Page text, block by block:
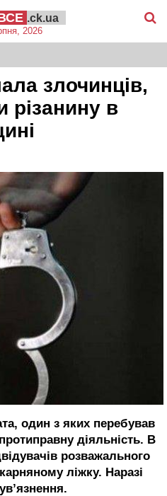
.ck.ua
2026
злочинців,
різанину в
один з яких перебував
діяльність. В
розважального
ліжку. Наразі